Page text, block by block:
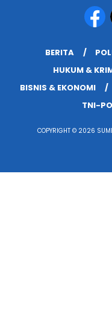
BERITA
HUKUM &
BISNIS & EKONOMI
TNI-
COPYRIGHT © 2026